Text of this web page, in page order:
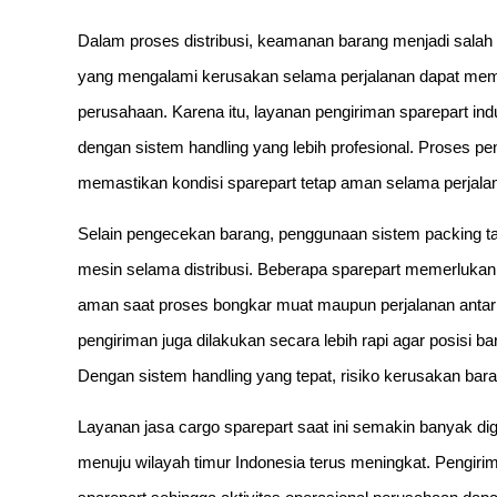
Dalam proses distribusi, keamanan barang menjadi
yang mengalami kerusakan selama perjalanan dapat
perusahaan. Karena itu, layanan pengiriman sparepart
dengan sistem handling yang lebih profesional. Proses
memastikan kondisi sparepart tetap aman selama
Selain pengecekan barang, penggunaan sistem packing
mesin selama distribusi. Beberapa sparepart
aman saat proses bongkar muat maupun perjalanan
pengiriman juga dilakukan secara lebih rapi agar posisi
Dengan sistem handling yang tepat, risiko kerusakan
Layanan jasa cargo sparepart saat ini semakin banyak
menuju wilayah timur Indonesia terus meningkat.